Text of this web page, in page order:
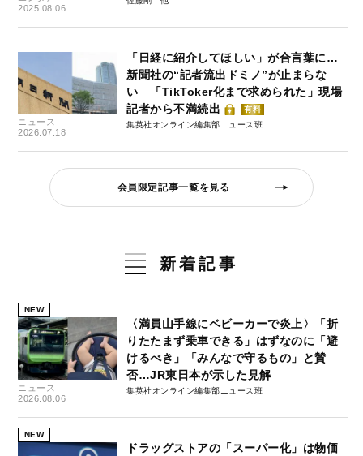
2025.08.06
ニュース
2026.07.18
「日経に紹介してほしい」が合言葉に…
新聞社の“記者流出ドミノ”が止まらな
い 「TikToker化まで求められた」現場
記者から不満続出
有料
集英社オンライン編集部ニュース班
会員限定記事一覧を見る
新着記事
NEW
ニュース
2026.08.06
〈満員山手線にベビーカーで炎上〉「折
りたたまず乗車できる」はずなのに「避
けるべき」「みんなで守るもの」と賛
否…JR東日本が示した見解
集英社オンライン編集部ニュース班
NEW
ドラッグストアの「スーパー化」は物価